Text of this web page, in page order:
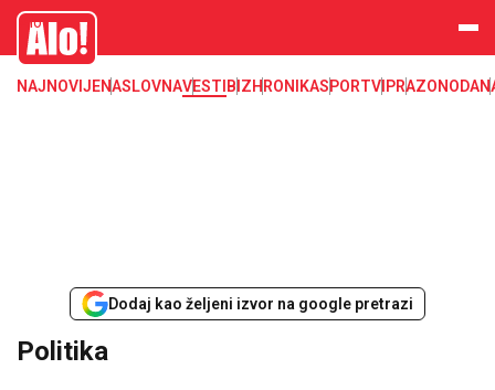
Alo
NAJNOVIJENASLOVNAVESTI BIZHRONIKASPORTVIPRAZONODA
Dodaj kao željeni izvor na google pretrazi
Politika